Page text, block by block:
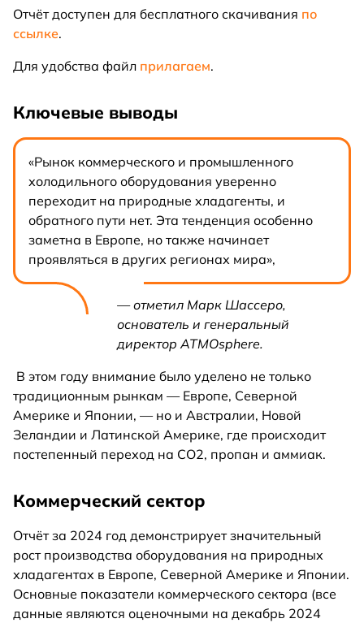
Отчёт доступен для бесплатного скачивания по
ссылке.
Для удобства файл прилагаем.
Ключевые выводы
«Рынок коммерческого и промышленного
холодильного оборудования уверенно
переходит на природные хладагенты, и
обратного пути нет. Эта тенденция особенно
заметна в Европе, но также начинает
проявляться в других регионах мира»,
— отметил Марк Шассеро,
основатель и генеральный
директор ATMOsphere.
В этом году внимание было уделено не только
традиционным рынкам — Европе, Северной
Америке и Японии, — но и Австралии, Новой
Зеландии и Латинской Америке, где происходит
постепенный переход на CO2, пропан и аммиак.
Коммерческий сектор
Отчёт за 2024 год демонстрирует значительный
рост производства оборудования на природных
хладагентах в Европе, Северной Америке и Японии.
Основные показатели коммерческого сектора (все
данные являются оценочными на декабрь 2024